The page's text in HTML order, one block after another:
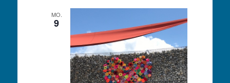
MO.
9